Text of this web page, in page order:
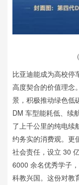
比亚迪能成为高校停
高度契合的价值理念
景，积极推动绿色低
DM 车型能耗低、续
了上千公里的纯电续
约务实的消费观。更
社会责任，设立 30
6000 余名优秀学子
科教兴国。这份对教